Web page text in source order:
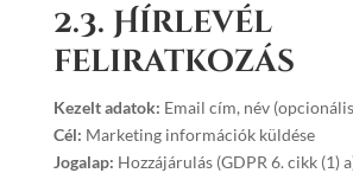
2.3. Hírlevél
feliratkozás
Kezelt adatok: Email cím, név
Cél: Marketing információk küldése
Jogalap: Hozzájárulás (GDPR 6. cikk (1)